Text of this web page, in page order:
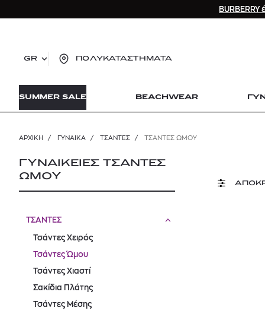
GR ΠΟΛΥΚΑΤΑΣΤΗΜΑΤΑ
SUMMER SALE BEACHWEAR
ΑΡΧΙΚΉ / ΓΥΝΑΙΚΑ / ΤΣΑΝΤΕΣ / ΤΣΆΝΤΕΣ ΏΜΟΥ
ΓΥΝΑΙΚΕΙΕΣ ΤΣΑΝΤΕΣ
ΩΜΟΥ
ΤΣΑΝΤΕΣ
Τσάντες Χειρός
Τσάντες Ώμου
Τσάντες Χιαστί
Σακίδια Πλάτης
Τσάντες Μέσης